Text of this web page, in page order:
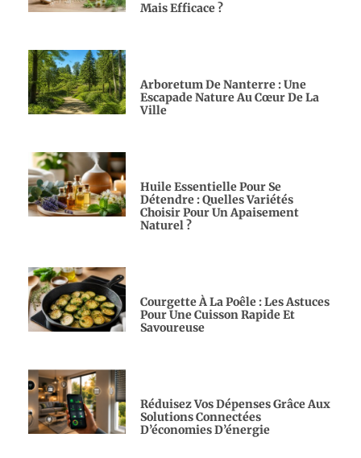
Mais Efficace ?
Arboretum De Nanterre : Une
Escapade Nature Au Cœur De La
Ville
Huile Essentielle Pour Se
Détendre : Quelles Variétés
Choisir Pour Un Apaisement
Naturel ?
Courgette À La Poêle : Les Astuces
Pour Une Cuisson Rapide Et
Savoureuse
Réduisez Vos Dépenses Grâce Aux
Solutions Connectées
D’économies D’énergie